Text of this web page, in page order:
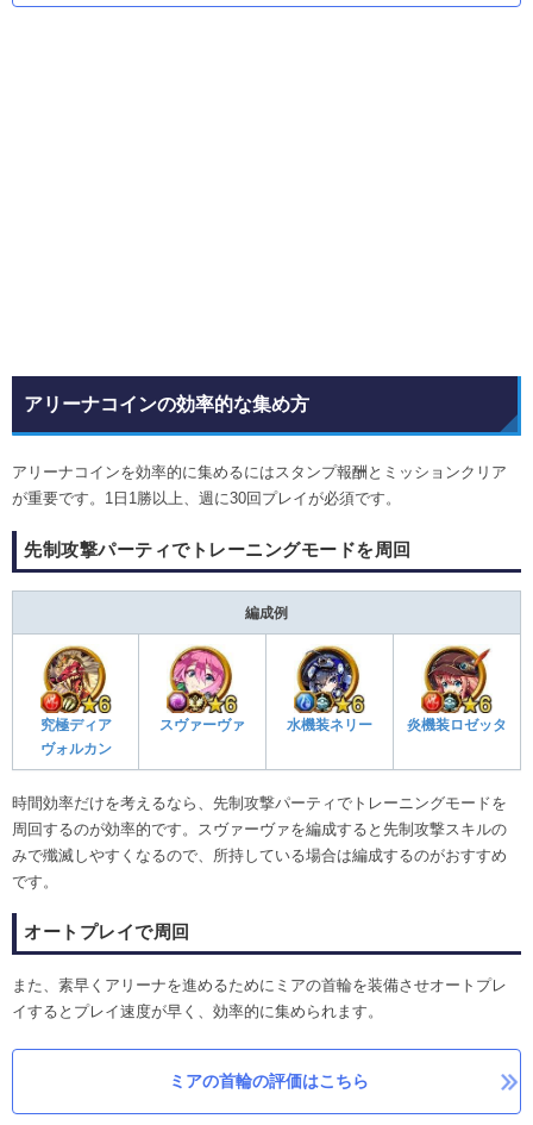
アリーナコインの効率的な集め方
アリーナコインを効率的に集めるにはスタンプ報酬とミッションクリア
が重要です。1日1勝以上、週に30回プレイが必須です。
先制攻撃パーティでトレーニングモードを周回
編成例
究極ディア
ヴォルカン
スヴァーヴァ 水機装ネリー 炎機装ロゼッタ
時間効率だけを考えるなら、先制攻撃パーティでトレーニングモードを
周回するのが効率的です。スヴァーヴァを編成すると先制攻撃スキルの
みで殲滅しやすくなるので、所持している場合は編成するのがおすすめ
です。
オートプレイで周回
また、素早くアリーナを進めるためにミアの首輪を装備させオートプレ
イするとプレイ速度が早く、効率的に集められます。
ミアの首輪の評価はこちら